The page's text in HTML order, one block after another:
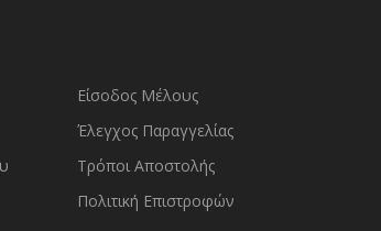
Είσοδος Μέλους
Έλεγχος Παραγγελίας
Τρόποι Αποστολής
Πολιτική Επιστροφών